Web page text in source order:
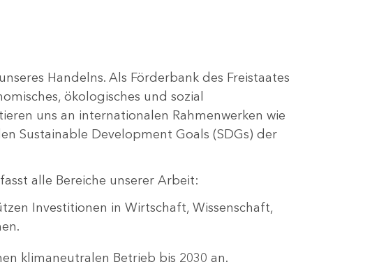
Handelns. Als Förderbank des Freistaates
ökologisches und sozial
uns an internationalen Rahmenwerken wie
Sustainable Development Goals (SDGs) der
alle Bereiche unserer Arbeit:
Investitionen in Wirtschaft, Wissenschaft,
klimaneutralen Betrieb bis 2030 an.